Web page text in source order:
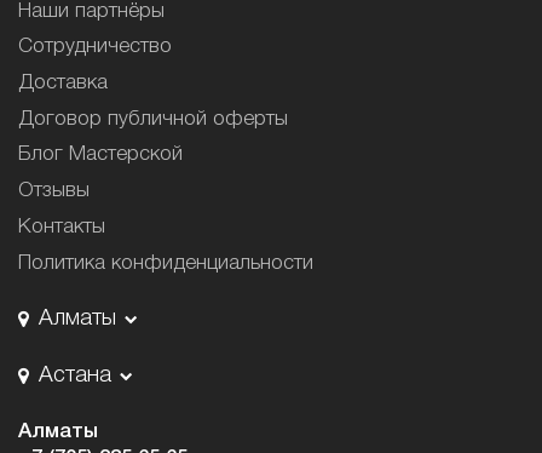
Наши партнёры
Сотрудничество
Доставка
Договор публичной оферты
Блог Мастерской
Отзывы
Контакты
Политика конфиденциальности
Алматы
Астана
Алматы